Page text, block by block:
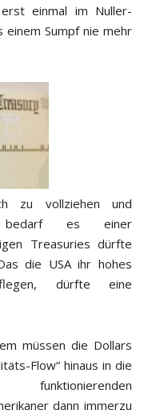
einmal im Nuller-
einem Sumpf nie mehr
zu vollziehen und
bedarf es einer
Treasuries dürfte
die USA ihr hohes
dürfte eine
müssen die Dollars
Flow“ hinaus in die
dann immerzu